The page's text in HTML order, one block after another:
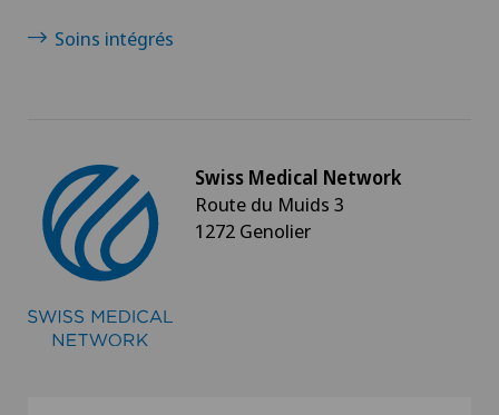
Soins intégrés
Swiss Medical Network
Route du Muids 3
1272 Genolier